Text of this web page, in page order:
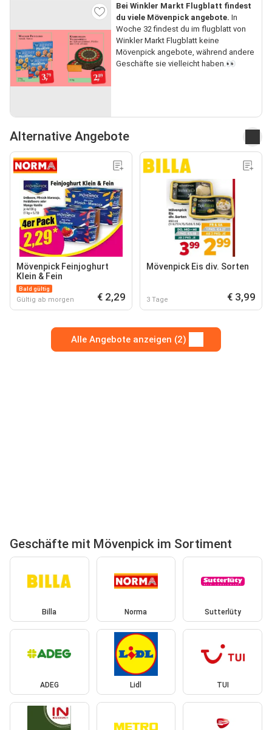
Bei Winkler Markt Flugblatt findest
du viele Mövenpick angebote. In
Woche 32 findest du im flugblatt von
Winkler Markt Flugblatt keine
Mövenpick angebote, während andere
Geschäfte sie vielleicht haben.👀
Alternative Angebote
Mövenpick Feinjoghurt
Klein & Fein
Bald gültig
Gültig ab morgen € 2,29
Mövenpick Eis div. Sorten
3 Tage € 3,99
Alle Angebote anzeigen (2)
Geschäfte mit Mövenpick im Sortiment
Billa Norma Sutterlüty
ADEG Lidl TUI